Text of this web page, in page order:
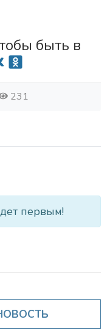
быть в
231
первым!